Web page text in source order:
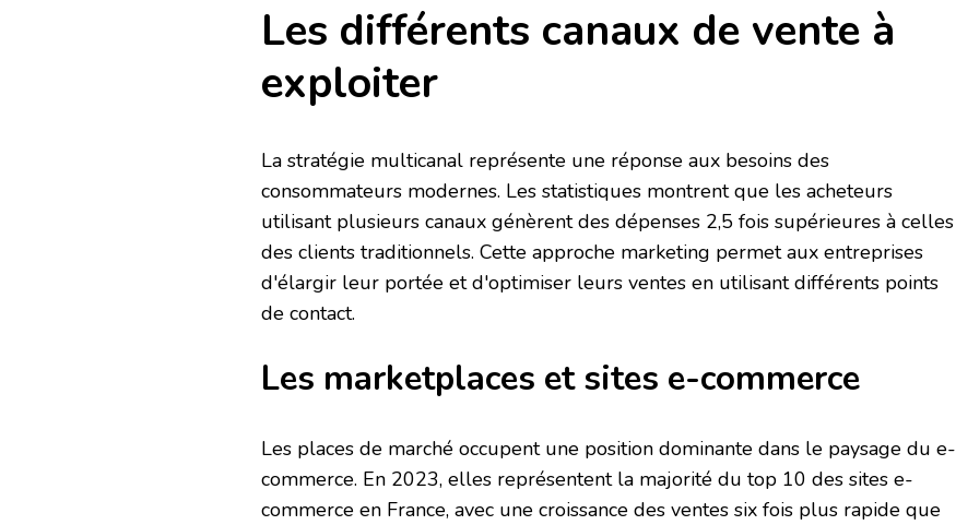
Les différents canaux de vente à
exploiter
La stratégie multicanal représente une réponse aux besoins des
consommateurs modernes. Les statistiques montrent que les acheteurs
utilisant plusieurs canaux génèrent des dépenses 2,5 fois supérieures à celles
des clients traditionnels. Cette approche marketing permet aux entreprises
d'élargir leur portée et d'optimiser leurs ventes en utilisant différents points
de contact.
Les marketplaces et sites e-commerce
Les places de marché occupent une position dominante dans le paysage du e-
commerce. En 2023, elles représentent la majorité du top 10 des sites e-
commerce en France, avec une croissance des ventes six fois plus rapide que